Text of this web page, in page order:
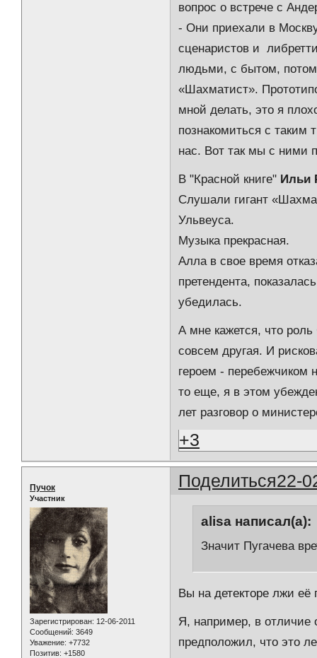
вопрос о встрече с
- Они приехали в
сценаристов и
людьми, с бытом,
«Шахматист».
мной делать, это я
познакомиться с таким
нас. Вот так мы с ними
В "Красной книге" Ильи
Слушали гигант
Ульвеуса.
Музыка прекрасная.
Алла в свое время
претендента,
убедилась.
А мне кажется, что
совсем другая. И
героем - перебежчиком
то еще, я в этом
лет разговор о
+3
Поделиться22-
Пучок
Участник
Зарегистрирован: 12-06-2011
Сообщений: 3649
Уважение: +7732
Позитив: +1580
alisa написал(а):
Значит Пугачева
Вы на детекторе лжи её
Я, например, в отличие
предположил, что это